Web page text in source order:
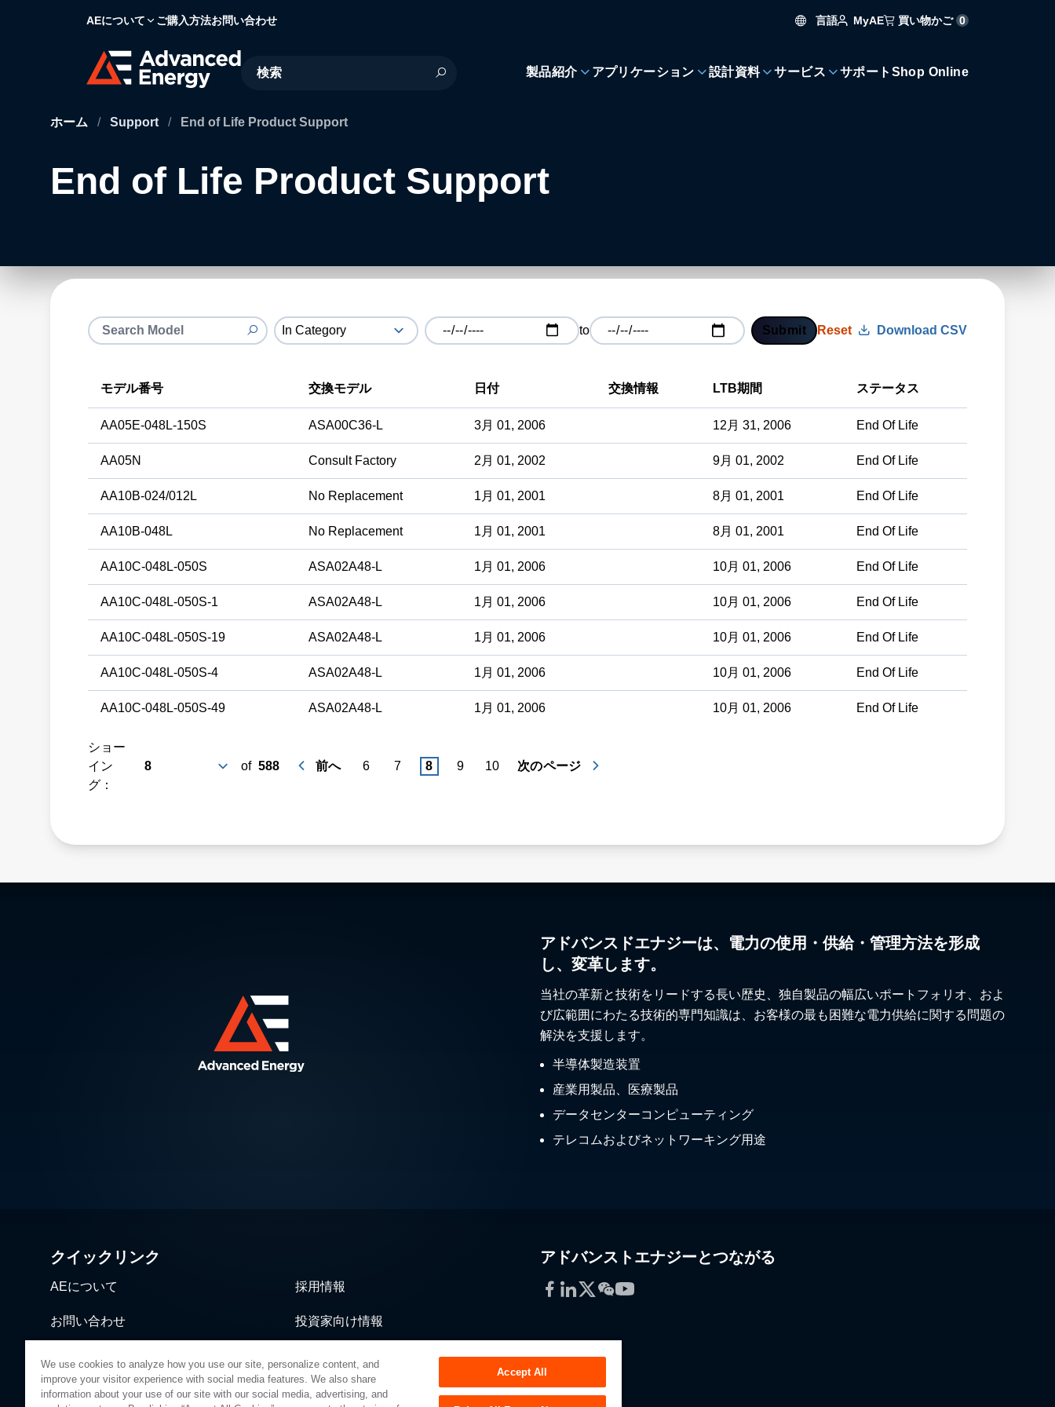
AEについて ご購入方法お問い合わせ 言語 MyAE 買い物かご 0
Site Search
製品紹介 アプリケーション 設計資料 サービス サポート Shop Online
ホーム / Support / End of Life Product Support
End of Life Product Support
to Submit Reset Download CSV
モデル番号 交換モデル 日付 交換情報 LTB期間 ステータス
AA05E-048L-150S ASA00C36-L 3月 01, 2006 12月 31, 2006 End Of Life
AA05N Consult Factory 2月 01, 2002 9月 01, 2002 End Of Life
AA10B-024/012L No Replacement 1月 01, 2001 8月 01, 2001 End Of Life
AA10B-048L No Replacement 1月 01, 2001 8月 01, 2001 End Of Life
AA10C-048L-050S ASA02A48-L 1月 01, 2006 10月 01, 2006 End Of Life
AA10C-048L-050S-1 ASA02A48-L 1月 01, 2006 10月 01, 2006 End Of Life
AA10C-048L-050S-19 ASA02A48-L 1月 01, 2006 10月 01, 2006 End Of Life
AA10C-048L-050S-4 ASA02A48-L 1月 01, 2006 10月 01, 2006 End Of Life
AA10C-048L-050S-49 ASA02A48-L 1月 01, 2006 10月 01, 2006 End Of Life
ショー
イン
グ：
of 588 前へ 6 7 8 9 10 次のページ
アドバンスドエナジーは、電力の使用・供給・管理方法を形成
し、変革します。
当社の革新と技術をリードする長い歴史、独自製品の幅広いポートフォリオ、およ
び広範囲にわたる技術的専門知識は、お客様の最も困難な電力供給に関する問題の
解決を支援します。
半導体製造装置
産業用製品、医療製品
データセンターコンピューティング
テレコムおよびネットワーキング用途
クイックリンク
AEについて 採用情報
お問い合わせ 投資家向け情報
アドバンストエナジーとつながる
Facebook
LinkedIn
Twitter
WeChat
YouTube
We use cookies to analyze how you use our site, personalize content, and
improve your visitor experience with social media features. We also share
information about your use of our site with our social media, advertising, and
Accept All